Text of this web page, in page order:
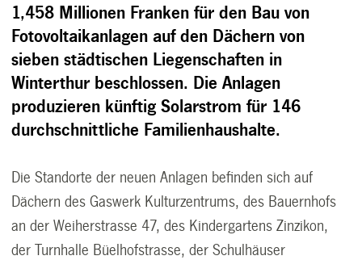
1,458 Millionen Franken für den Bau von
Fotovoltaikanlagen auf den Dächern von
sieben städtischen Liegenschaften in
Winterthur beschlossen. Die Anlagen
produzieren künftig Solarstrom für 146
durchschnittliche Familienhaushalte.
Die Standorte der neuen Anlagen befinden sich auf
Dächern des Gaswerk Kulturzentrums, des Bauernhofs
an der Weiherstrasse 47, des Kindergartens Zinzikon,
der Turnhalle Büelhofstrasse, der Schulhäuser